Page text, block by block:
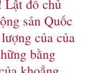
Lật đổ chủ
sản Quốc
của của
bằng